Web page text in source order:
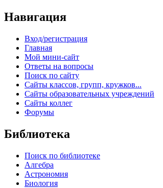
Навигация
Вход/регистрация
Главная
Мой мини-сайт
Ответы на вопросы
Поиск по сайту
Сайты классов, групп, кружков...
Сайты образовательных учреждений
Сайты коллег
Форумы
Библиотека
Поиск по библиотеке
Алгебра
Астрономия
Биология